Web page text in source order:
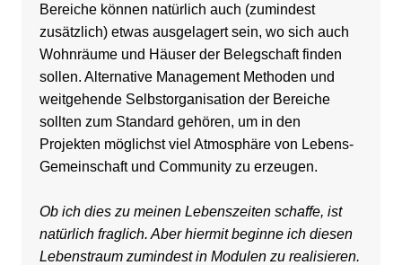
Bereiche können natürlich auch (zumindest
zusätzlich) etwas ausgelagert sein, wo sich auch
Wohnräume und Häuser der Belegschaft finden
sollen. Alternative Management Methoden und
weitgehende Selbstorganisation der Bereiche
sollten zum Standard gehören, um in den
Projekten möglichst viel Atmosphäre von Lebens-
Gemeinschaft und Community zu erzeugen.
Ob ich dies zu meinen Lebenszeiten schaffe, ist
natürlich fraglich. Aber hiermit beginne ich diesen
Lebenstraum zumindest in Modulen zu realisieren.